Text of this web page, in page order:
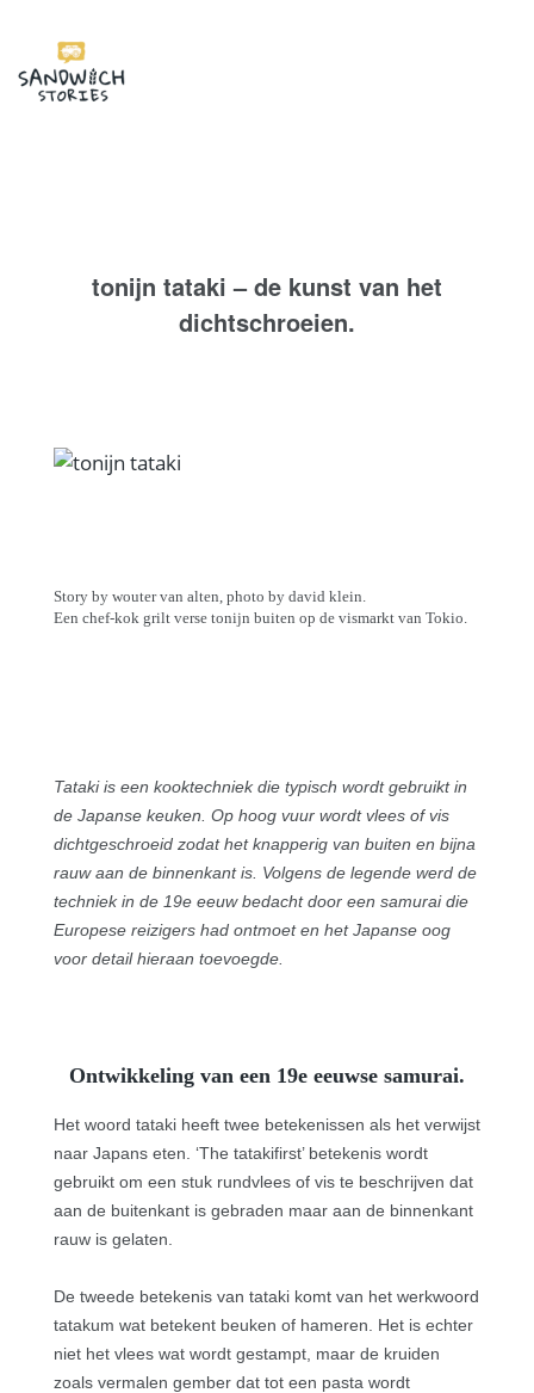
I'm looking for
Show me the
tonijn tataki – de kunst van het
dichtschroeien.
Story by wouter van alten, photo by david klein.
Een chef-kok grilt verse tonijn buiten op de vismarkt van Tokio.
Tataki is een kooktechniek die typisch wordt gebruikt in
de Japanse keuken. Op hoog vuur wordt vlees of vis
dichtgeschroeid zodat het knapperig van buiten en bijna
rauw aan de binnenkant is. Volgens de legende werd de
techniek in de 19e eeuw bedacht door een samurai die
Europese reizigers had ontmoet en het Japanse oog
voor detail hieraan toevoegde.
Ontwikkeling van een 19e eeuwse samurai.
Het woord tataki heeft twee betekenissen als het verwijst
naar Japans eten.
‘The tatakifirst’ betekenis wordt
gebruikt om een stuk rundvlees of vis te beschrijven dat
aan de buitenkant is gebraden maar aan de binnenkant
rauw is gelaten.
De tweede betekenis van tataki komt van het werkwoord
tatakum wat betekent beuken of hameren. Het is echter
niet het vlees wat wordt gestampt, maar de kruiden
zoals vermalen gember dat tot een pasta wordt